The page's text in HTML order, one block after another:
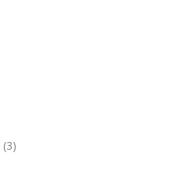
(3)